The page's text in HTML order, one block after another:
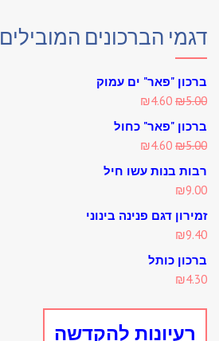
דגמי הברכונים המובילים
ברכון "פאר" ים עמוק
₪5.00
Original
price
was:
₪4.60
ברכון "פאר" כחול
₪5.00
Original
₪4.60
רבות בנות עשו חיל
₪9.00
זמירון דגם פנינה בינוני
₪9.40
ברכון כותל
₪4.30
רעיונות להקדשה